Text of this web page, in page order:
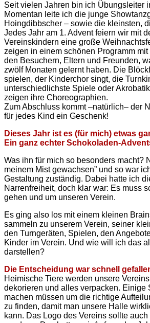
Seit vielen Jahren bin ich Übungsleiter
Momentan leite ich die junge
Hoingdibbscher – sowie die kleinsten,
Jedes Jahr am 1. Advent feiern wir mit
Vereinskindern eine große
zeigen in einem schönen Programm
den Besuchern, Eltern und Freunden,
zwölf Monaten gelernt haben. Die
spielen, der Kinderchor singt, die
unterschiedlichste Spiele oder
zeigen ihre Choreographien.
Zum Abschluss kommt –natürlich– der
für jedes Kind ein Geschenk!
Dieses Jahr ist es (für mich) etwas
Ein ganz echter Schokoladen-
Was ihn für mich so besonders macht?
meinem Mist gewachsen” und so war
Gestaltung zuständig. Dabei hatte ich
Narrenfreiheit, doch klar war: Es muss
gehen und um unseren Verein.
Es ging also los mit einem kleinen
sammeln zu unserem Verein, seiner
den Turngeräten, Spielen, den
Kinder im Verein. Und wie will ich das
darstellen?
Die Entscheidung war schnell
Heimische Tiere werden unsere
dekorieren und alles verpacken. Einige
machen müssen um die richtige
zu finden, damit man unsere Halle
kann. Das Logo des Vereins sollte